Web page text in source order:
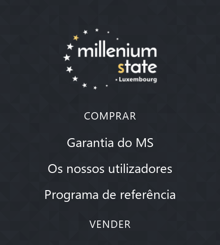
COMPRAR
Garantia do MS
Os nossos utilizadores
Programa de referência
VENDER